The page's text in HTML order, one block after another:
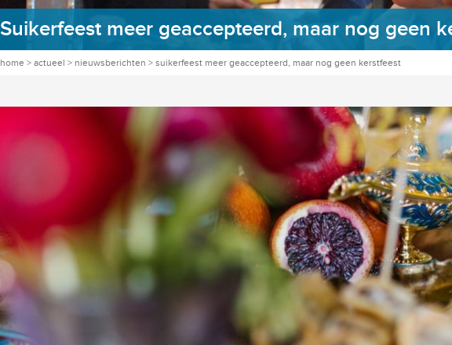
Suikerfeest meer geaccepteerd, maar nog geen
home > actueel > nieuwsberichten > suikerfeest meer geaccepteerd, maar nog geen kerstfeest